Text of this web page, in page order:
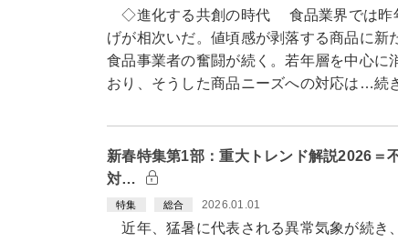
◇進化する共創の時代 食品業界では昨
げが相次いだ。値頃感が剥落する商品に
食品事業者の奮闘が続く。若年層を中心に
おり、そうした商品ニーズへの対応は…続
新春特集第1部：重大トレンド解説2026
対…
特集 総合 2026.01.01
近年、猛暑に代表される異常気象が続き